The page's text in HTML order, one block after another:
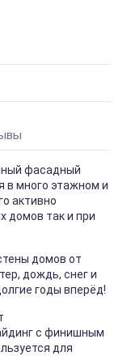
фасадный
в много этажном и
активно
домов так и при
домов от
дождь, снег и
годы вперёд!
с финишным
для